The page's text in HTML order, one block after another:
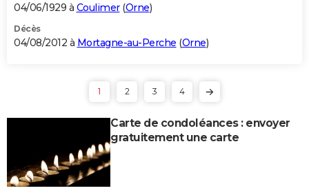
04/06/1929 à Coulimer(Orne)
Décès
04/08/2012 à Mortagne-au-Perche (Orne)
1 2 3 4
Carte de condoléances : envoyer
gratuitement une carte